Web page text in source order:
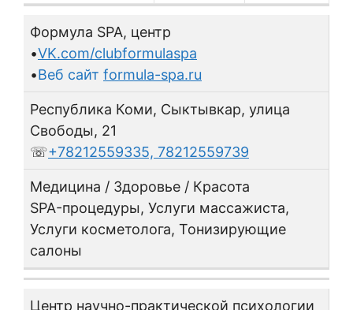
Формула SPA, центр
•VK.com/clubformulaspa
•Веб сайт formula-spa.ru
Республика Коми, Сыктывкар, улица
Свободы, 21
☏+78212559335, 78212559739
Медицина / Здоровье / Красота
SPA-процедуры, Услуги массажиста,
Услуги косметолога, Тонизирующие
салоны
Центр научно-практической психологии